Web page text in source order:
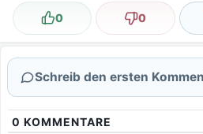
Lustig
0 Nicht lustig
0
Schreib den ersten
0 KOMMENTARE